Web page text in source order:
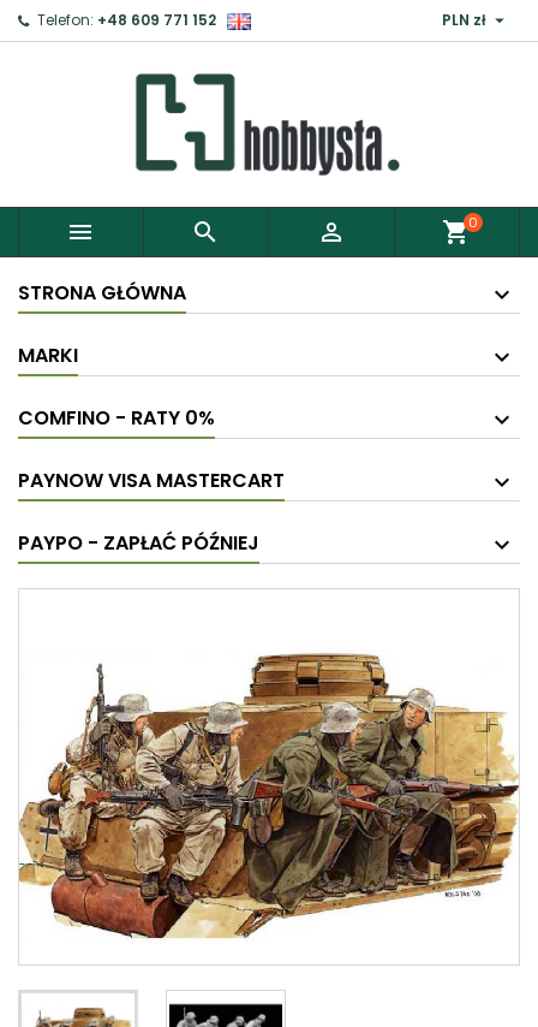
Telefon: +48 609 771 152 PLN zł 
   shopping_cart0
STRONA GŁÓWNA
MARKI
COMFINO - RATY 0%
PAYNOW VISA MASTERCART
PAYPO - ZAPŁAĆ PÓŹNIEJ